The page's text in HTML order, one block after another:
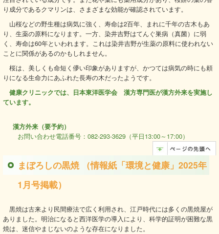
り成分であるクマリンは、さまざまな効能が確認されています。
山桜などの野生種は病気に強く、寿命は2百年、まれに千年の古木もあ
り、生薬の原料になります。一方、染井吉野はてんぐ巣病（真菌）に弱
く、寿命は60年といわれます。これは染井吉野が生薬の原料に使われない
ことに関係があるのかもしれません。
桜は、美しくも命短く儚い印象がありますが、かつては病気の時にも頼
りになる生命力にあふれた長寿の木だったようです。
健康クリニックでは、日本東洋医学会 漢方専門医が漢方外来を実施し
ています。
漢方外来（要予約）
お問い合わせ電話番号：082-293-3629（平日13:00～17:00）
まぼろしの黒焼 （情報紙「環境と健康」2025年
1月号掲載）
黒焼は古来より民間療法で広く利用され、江戸時代には多くの黒焼屋が
ありました。明治になると西洋医学の導入により、科学的証明が困難な黒
焼は、迷信やまじないのような存在になりました。